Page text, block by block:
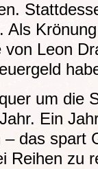
Als
Leon
um die
Ein
das spart
Reihen zu